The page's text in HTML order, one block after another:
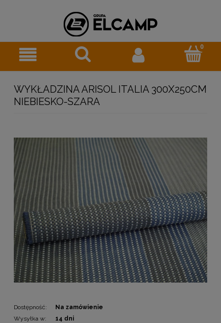
WYKŁADZINA ARISOL ITALIA 300X250CM
NIEBIESKO-SZARA
Dostępność:
Na zamówienie
Wysyłka w:
14 dni